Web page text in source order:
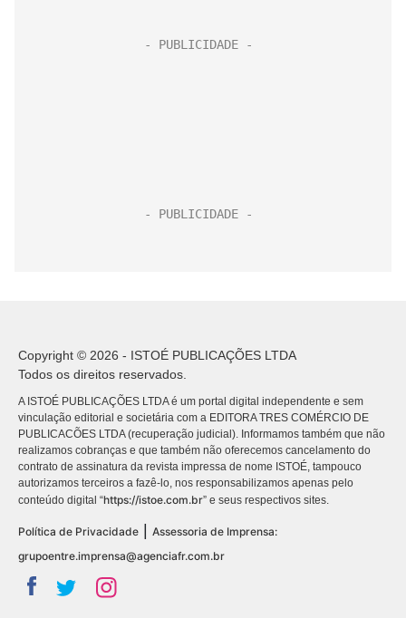
Copyright © 2026 - ISTOÉ PUBLICAÇÕES LTDA
Todos os direitos reservados.
A ISTOÉ PUBLICAÇÕES LTDA é um portal digital independente e sem
vinculação editorial e societária com a EDITORA TRES COMÉRCIO DE
PUBLICACÕES LTDA (recuperação judicial). Informamos também que não
realizamos cobranças e que também não oferecemos cancelamento do
contrato de assinatura da revista impressa de nome ISTOÉ, tampouco
autorizamos terceiros a fazê-lo, nos responsabilizamos apenas pelo
conteúdo digital “https://istoe.com.br” e seus respectivos sites.
Política de Privacidade
Assessoria de Imprensa:
grupoentre.imprensa@agenciafr.com.br